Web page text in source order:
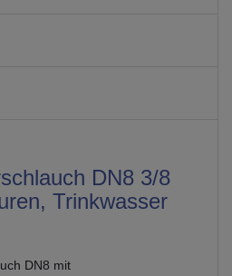
DN8 3/8
Trinkwasser
DN8 mit